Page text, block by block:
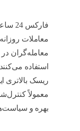
استفاده
ریسک بالاتری
معمولاً
بهره و